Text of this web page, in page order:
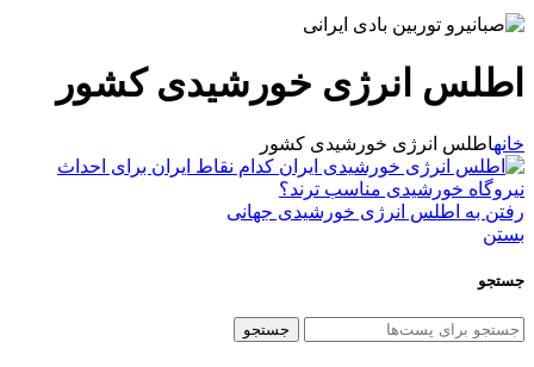
اطلس انرژی خورشیدی کشور
خانهاطلس انرژی خورشیدی کشور
رفتن به اطلس انرژی خورشیدی جهانی
بستن
جستجو
جستجو